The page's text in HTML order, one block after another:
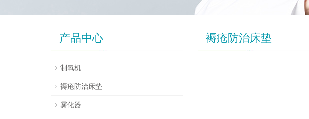
褥疮防治床垫
产品中心
制氧机
褥疮防治床垫
雾化器